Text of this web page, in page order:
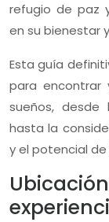
refugio de paz
en su bienestar
Esta guía
para encontrar
sueños,
hasta la
y el potencial de